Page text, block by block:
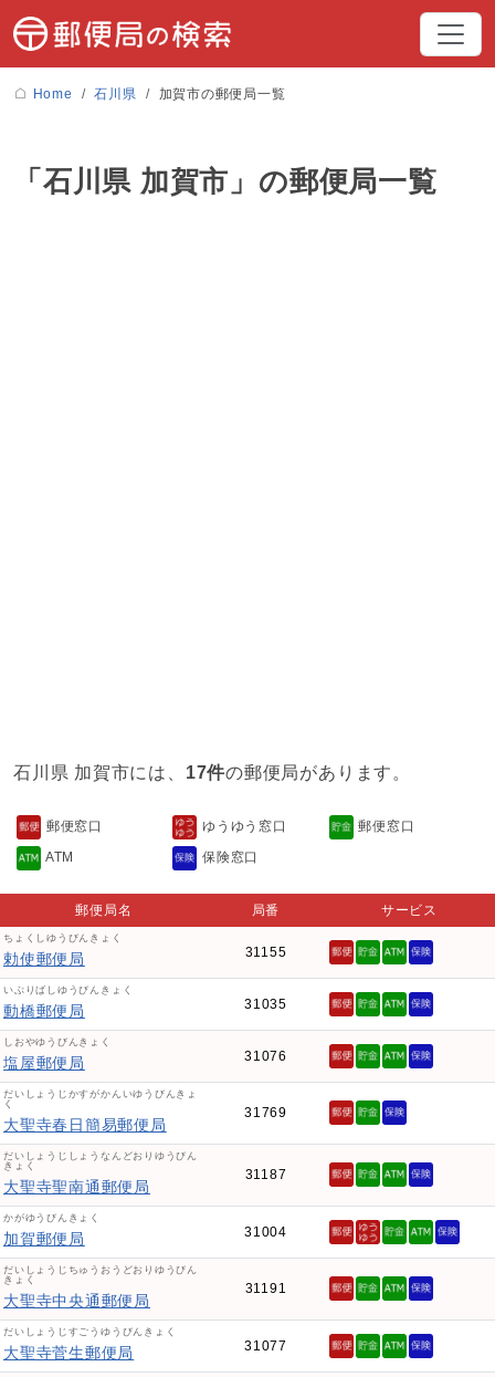
Home 石川県 加賀市の郵便局一覧
「石川県 加賀市」の郵便局一覧
石川県 加賀市には、 17件の郵便局があります。
郵便窓口 ゆうゆう窓口
郵便窓口
ATM
保険窓口
郵便局名 局番 サービス
ちょくしゆうびんきょく
勅使郵便局 31155
いぶりばしゆうびんきょく
動橋郵便局 31035
しおやゆうびんきょく
塩屋郵便局 31076
だいしょうじかすがかんいゆうびんきょ
く
大聖寺春日簡易郵便局
31769
だいしょうじしょうなんどおりゆうびん
きょく
大聖寺聖南通郵便局
31187
かがゆうびんきょく
加賀郵便局 31004
だいしょうじちゅうおうどおりゆうびん
きょく
大聖寺中央通郵便局
31191
だいしょうじすごうゆうびんきょく
大聖寺菅生郵便局 31077